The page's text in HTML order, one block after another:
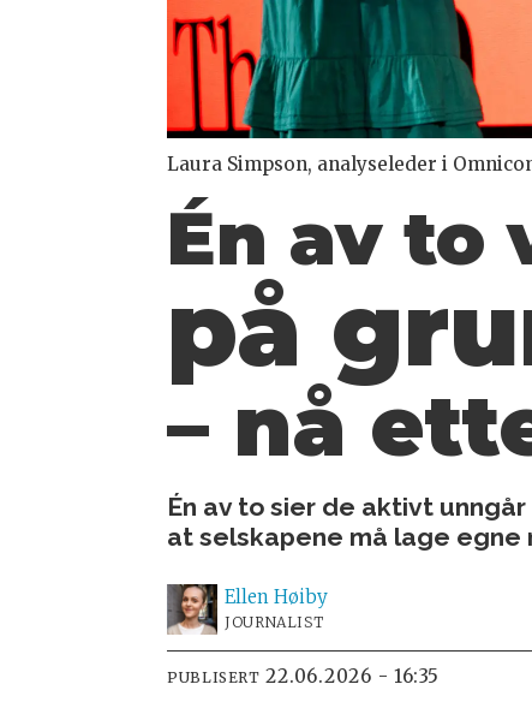
Laura Simpson, analyseleder i
Én av to
på
– nå
Én av to sier de aktivt
at selskapene må lage
Ellen Høiby
JOURNALIST
PUBLISERT 22.06.2026 - 16:35